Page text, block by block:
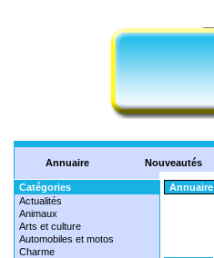
Annuaire Nouveautés
Catégories
Actualités
Animaux
Arts et culture
Automobiles et motos
Charme
Annuaire